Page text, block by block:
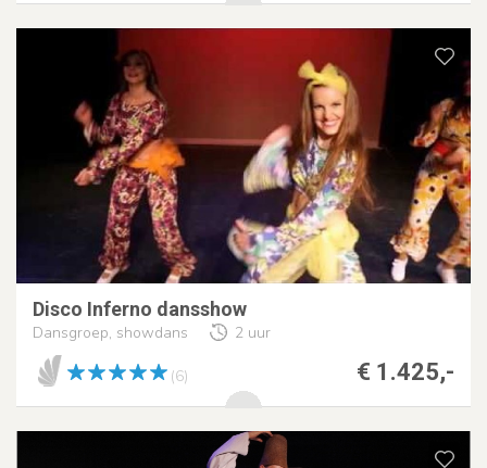
Disco Inferno dansshow
Dansgroep, showdans 2 uur
€ 1.425,-
(6)